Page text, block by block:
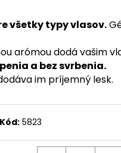
všetky typy vlasov.
arómou dodá vašim
a bez svrbenia.
im príjemný lesk.
Kód: 5823